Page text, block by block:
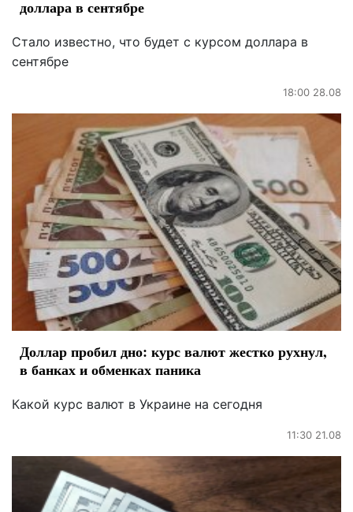
доллара в сентябре
Стало известно, что будет с курсом доллара в
сентябре
18:00 28.08
Доллар пробил дно: курс валют жестко рухнул,
в банках и обменках паника
Какой курс валют в Украине на сегодня
11:30 21.08